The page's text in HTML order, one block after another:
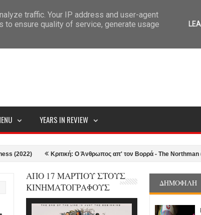
YEARS IN REVIEW
Κριτική: Ο Άνθρωπος απ' τον Βορρά - The Northman (2022)
ΔΗΜΟΦΙΛΗ
ΑΠΟ 17 ΜΑΡΤΙΟΥ ΣΤΟΥΣ
ΚΙΝΗΜΑΤΟΓΡΑΦΟΥΣ
traffic. Your IP address and user-agent
to ensure quality of service, generate usage